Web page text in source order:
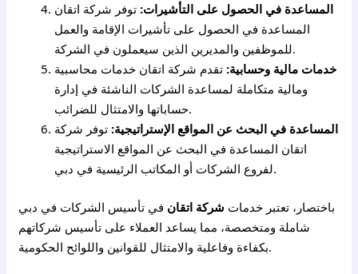
المساعدة في الحصول على التأشيرات: توفر شركة اتقان
المساعدة في الحصول على تأشيرات الإقامة والعمل
للموظفين والمديرين الذين سيعملون في الشركة.
خدمات مالية وحسابية: تقدم شركة اتقان خدمات محاسبية
ومالية متكاملة لمساعدة الشركات الناشئة في إدارة
حساباتها والامتثال للضرائب.
المساعدة في البحث عن المواقع الإستراتيجية: توفر شركة
اتقان المساعدة في البحث عن المواقع الاستراتيجية
لفروع الشركات أو المكاتب الرئيسية في دبي.
باختصار، تعتبر خدمات شركة اتقان في تأسيس الشركات في دبي
شاملة ومتخصصة، مما يساعد العملاء على تأسيس شركاتهم
بكفاءة وفاعلية والامتثال للقوانين واللوائح الحكومية.